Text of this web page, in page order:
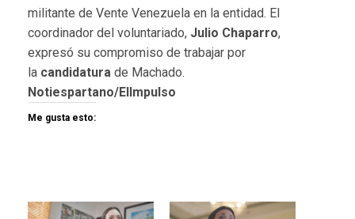
militante de Vente Venezuela en la entidad. El
coordinador del voluntariado, Julio Chaparro,
expresó su compromiso de trabajar por
la candidatura de Machado.
Notiespartano/ElImpulso
Me gusta esto: